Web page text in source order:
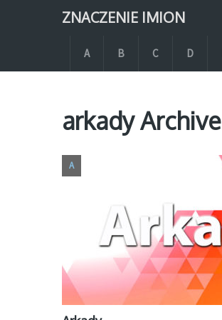
ZNACZENIE IMION
A B C D
arkady Archive
A